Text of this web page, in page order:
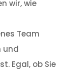
wir, wie
Team
und
Egal, ob Sie